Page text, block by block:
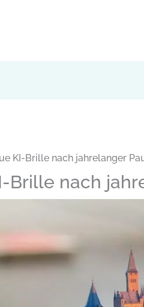
KI-Brille nach jahrelanger
Brille nach